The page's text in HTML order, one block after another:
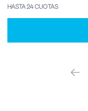
HASTA 24 CUOTAS
anterior